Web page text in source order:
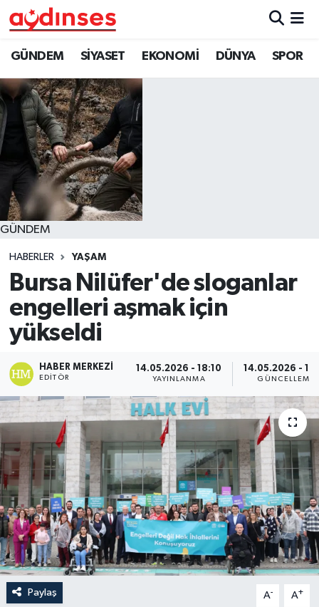
GÜNDEM SİYASET EKONOMİ DÜNYA SPOR
GÜNDEM
HABERLER YAŞAM
Bursa Nilüfer'de sloganlar
engelleri aşmak için
yükseldi
HABER MERKEZI
EDITÖR
14.05.2026 - 18:10
YAYINLANMA
14.05.2026 -
GÜNCELLEME
Paylaş A- A+
GÜNDEM
SİYASET
EKONOMİ
DÜNYA
SPOR
MAGAZİN
YAŞAM
Nöbetçi Eczaneler
Hava Durumu
Aydin Namaz Vakitleri
Trafik Durumu
Süper Lig Puan Durumu ve Fikstür
Tüm Manşetler
Son Dakika Haberleri
Haber Arşivi